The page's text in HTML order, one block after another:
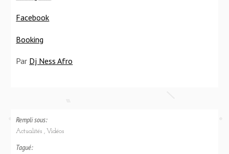
Facebook
Booking
Par Dj Ness Afro
Rempli sous:
Actualités Vidéos
Tagué: